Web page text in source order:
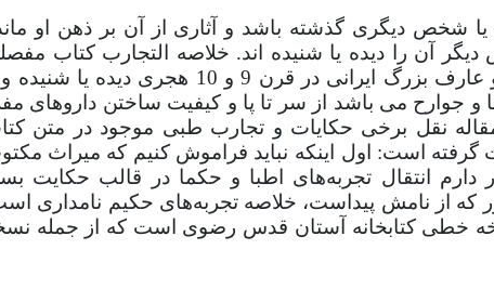
شخص دیگری گذشته باشد و آثاری از آن بر ذهن او
آن را دیده یا شنیده اند. خلاصه التجارب کتاب
است مشتمل بر آنچه مولف یعنی بهاء الدوله رازی پزشک و عارف بزرگ ایرانی در قرن 9 و 10 هجری دیده یا
و جوارح می باشد از سر تا پا و کیفیت ساختن داروهای
نقل برخی حکایات و تجارب طبی موجود در متن
است: اول اینکه نباید فراموش کنیم که میراث
دارم انتقال تجربه‌های اطبا و حکما در قالب حکایت
که از نامش پیداست، خلاصه تجربه‌های حکیم نامداری
خطی کتابخانه آستان قدس رضوی است که از جمله